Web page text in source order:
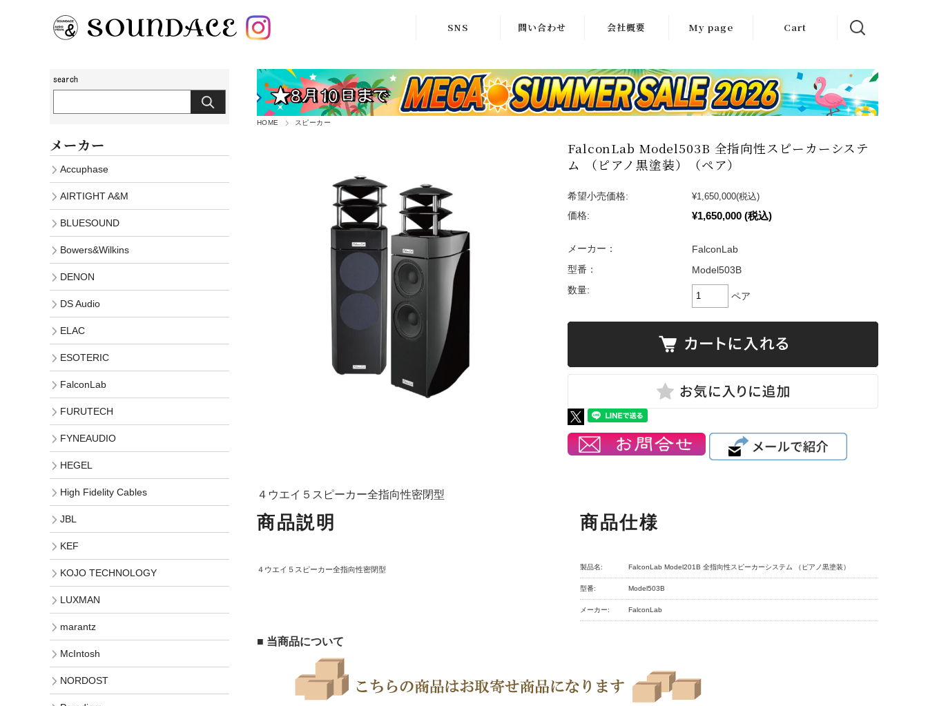
SNS
インスタグラム
問い合わせ
修理相談窓口
会社概要
株式会社エース
My page Cart
HOME スピーカー
FalconLab Model503B 全指向性スピーカーシステ
ム （ピアノ黒塗装）（ペア）
希望小売価格: ¥1,650,000(税込)
価格:
¥1,650,000 (税込)
メーカー：
FalconLab
型番：
Model503B
数量:
ペア
４ウエイ５スピーカー全指向性密閉型
商品説明
４ウエイ５スピーカー全指向性密閉型
商品仕様
製品名: FalconLab Model201B 全指向性スピーカーシステム （ピアノ黒塗装）
型番: Model503B
メーカー: FalconLab
■ 当商品について
メーカー
Accuphase
AIRTIGHT A&M
BLUESOUND
Bowers&Wilkins
DENON
DS Audio
ELAC
ESOTERIC
FalconLab
FURUTECH
FYNEAUDIO
HEGEL
High Fidelity Cables
JBL
KEF
KOJO TECHNOLOGY
LUXMAN
marantz
McIntosh
NORDOST